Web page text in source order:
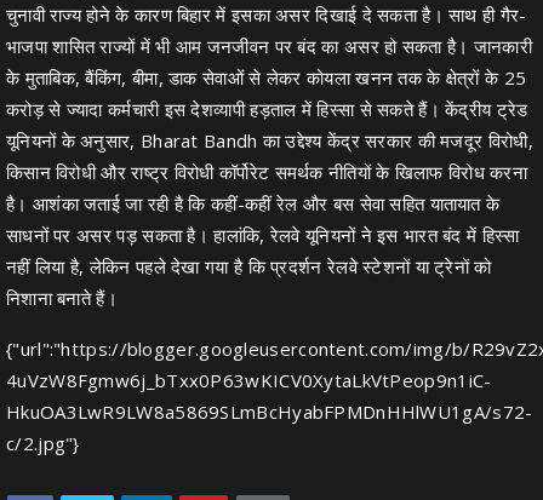
चुनावी राज्य होने के कारण बिहार में इसका असर दिखाई दे सकता है। साथ ही गैर-
भाजपा शासित राज्यों में भी आम जनजीवन पर बंद का असर हो सकता है। जानकारी
के मुताबिक, बैंकिंग, बीमा, डाक सेवाओं से लेकर कोयला खनन तक के क्षेत्रों के 25
करोड़ से ज्यादा कर्मचारी इस देशव्यापी हड़ताल में हिस्सा से सकते हैं। केंद्रीय ट्रेड
यूनियनों के अनुसार, Bharat Bandh का उद्देश्य केंद्र सरकार की मजदूर विरोधी,
किसान विरोधी और राष्ट्र विरोधी कॉर्पोरेट समर्थक नीतियों के खिलाफ विरोध करना
है। आशंका जताई जा रही है कि कहीं-कहीं रेल और बस सेवा सहित यातायात के
साधनों पर असर पड़ सकता है। हालांकि, रेलवे यूनियनों ने इस भारत बंद में हिस्सा
नहीं लिया है, लेकिन पहले देखा गया है कि प्रदर्शन रेलवे स्टेशनों या ट्रेनों को
निशाना बनाते हैं।
{"url":"https://blogger.googleusercontent.com/img/b/
4uVzW8Fgmw6j_bTxx0P63wKICV0XytaLkVtPeop9n1iC-
HkuOA3LwR9LW8a5869SLmBcHyabFPMDnHHlWU1gA/s72-
c/2.jpg"}